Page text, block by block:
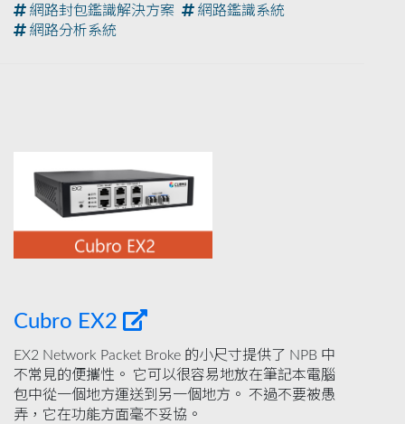
網路封包鑑識解決方案
網路鑑識系統
網路分析系統
Cubro EX2
EX2 Network Packet Broke 的小尺寸提供了 NPB 中
不常見的便攜性。 它可以很容易地放在筆記本電腦
包中從一個地方運送到另一個地方。 不過不要被愚
弄，它在功能方面毫不妥協。